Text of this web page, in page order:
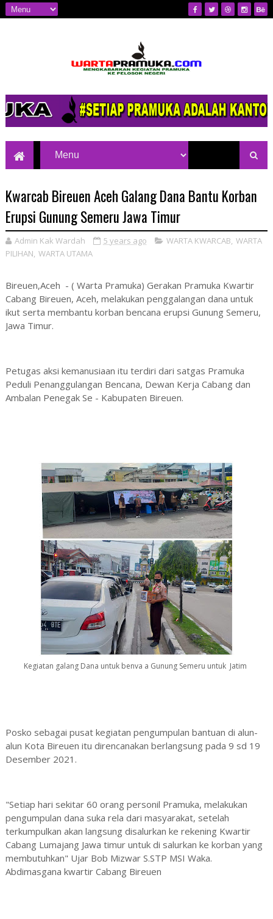
Pelosok Negeri
Kwarcab Bireuen Aceh Galang Dana Bantu Korban
Erupsi Gunung Semeru Jawa Timur
Admin Kak Wardah 5 years ago WARTA KWARCAB, WARTA
PILIHAN, WARTA UTAMA
Bireuen,Aceh - ( Warta Pramuka) Gerakan Pramuka Kwartir
Cabang Bireuen, Aceh, melakukan penggalangan dana untuk
ikut serta membantu korban bencana erupsi Gunung Semeru,
Jawa Timur.
Petugas aksi kemanusiaan itu terdiri dari satgas Pramuka
Peduli Penanggulangan Bencana, Dewan Kerja Cabang dan
Ambalan Penegak Se - Kabupaten Bireuen.
Kegiatan galang Dana untuk benva a Gunung Semeru untuk Jatim
Posko sebagai pusat kegiatan pengumpulan bantuan di alun-
alun Kota Bireuen itu direncanakan berlangsung pada 9 sd 19
Desember 2021.
"Setiap hari sekitar 60 orang personil Pramuka, melakukan
pengumpulan dana suka rela dari masyarakat, setelah
terkumpulkan akan langsung disalurkan ke rekening Kwartir
Cabang Lumajang Jawa timur untuk di salurkan ke korban yang
membutuhkan" Ujar Bob Mizwar S.STP MSI Waka.
Abdimasgana kwartir Cabang Bireuen